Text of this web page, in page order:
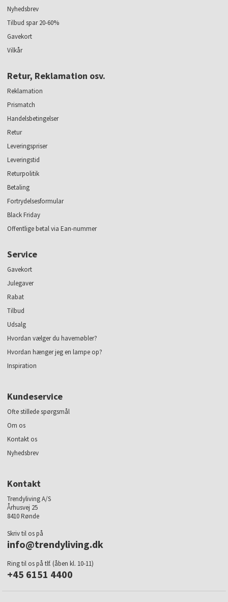
Nyhedsbrev
Tilbud spar 20-60%
Gavekort
Vilkår
Retur, Reklamation osv.
Reklamation
Prismatch
Handelsbetingelser
Retur
Leveringspriser
Leveringstid
Returpolitik
Betaling
Fortrydelsesformular
Black Friday
Offentlige betal via Ean-nummer
Service
Gavekort
Julegaver
Rabat
Tilbud
Udsalg
Hvordan vælger du havemøbler?
Hvordan hænger jeg en lampe op?
Inspiration
Kundeservice
Ofte stillede spørgsmål
Om os
Kontakt os
Nyhedsbrev
Kontakt
Trendyliving A/S
Århusvej 25
8410 Rønde
Skriv til os på
info@trendyliving.dk
Ring til os på tlf. (åben kl. 10-11)
+45 6151 4400